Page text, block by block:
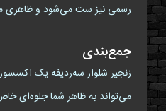
رسمی نیز ست می‌شود و ظاهری
جمع‌بندی
زنجیر شلوار سه‌ردیفه یک
می‌تواند به ظاهر شما جلوه‌ای